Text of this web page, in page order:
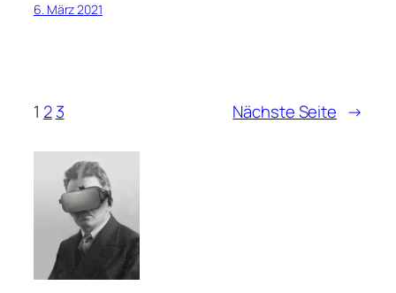
6. März 2021
1 2 3 Nächste Seite →